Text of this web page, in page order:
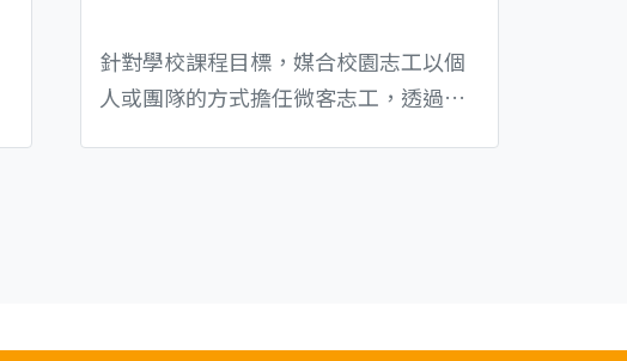
針對學校課程目標，媒合校園志工以個
人或團隊的方式擔任微客志工，透過參